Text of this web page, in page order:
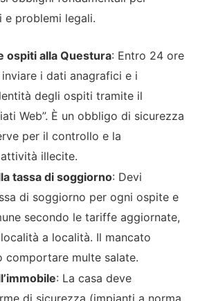
e problemi legali.
ospiti alla Questura: Entro 24 ore
inviare i dati anagrafici e i
degli ospiti tramite il
Web”. È un obbligo di sicurezza
per il controllo e la
illecite.
tassa di soggiorno: Devi
di soggiorno per ogni ospite e
secondo le tariffe aggiornate,
a località. Il mancato
comportare multe salate.
: La casa deve